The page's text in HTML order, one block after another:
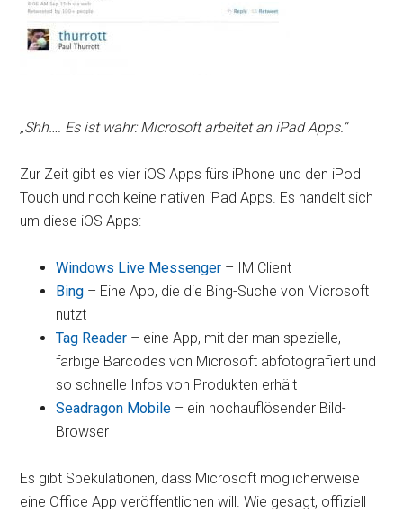
„Shh…. Es ist wahr: Microsoft arbeitet an iPad Apps.“
Zur Zeit gibt es vier iOS Apps fürs iPhone und den iPod
Touch und noch keine nativen iPad Apps. Es handelt sich
um diese iOS Apps:
Windows Live Messenger – IM Client
Bing – Eine App, die die Bing-Suche von Microsoft
nutzt
Tag Reader – eine App, mit der man spezielle,
farbige Barcodes von Microsoft abfotografiert und
so schnelle Infos von Produkten erhält
Seadragon Mobile – ein hochauflösender Bild-
Browser
Es gibt Spekulationen, dass Microsoft möglicherweise
eine Office App veröffentlichen will. Wie gesagt, offiziell